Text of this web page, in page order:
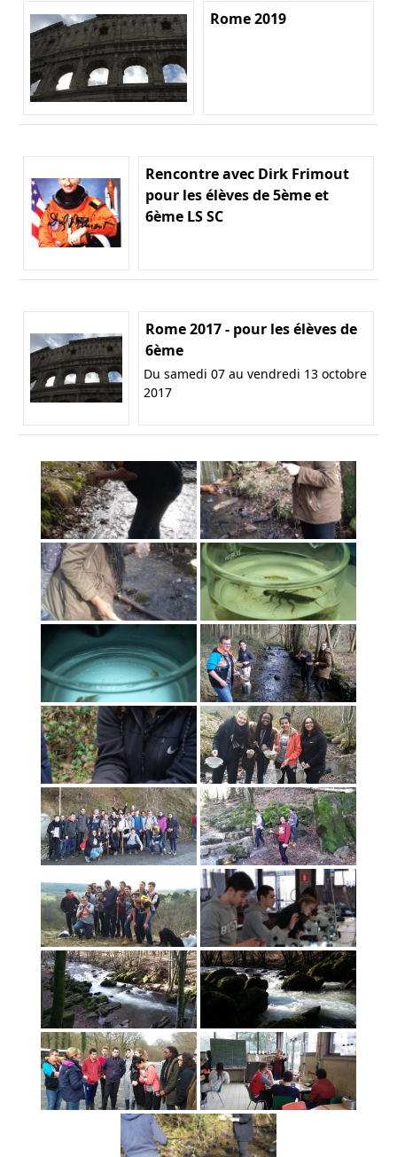
Rome 2019
Rencontre avec Dirk Frimout
pour les élèves de 5ème et
6ème LS SC
Rome 2017 - pour les élèves de
6ème
Du samedi 07 au vendredi 13 octobre
2017